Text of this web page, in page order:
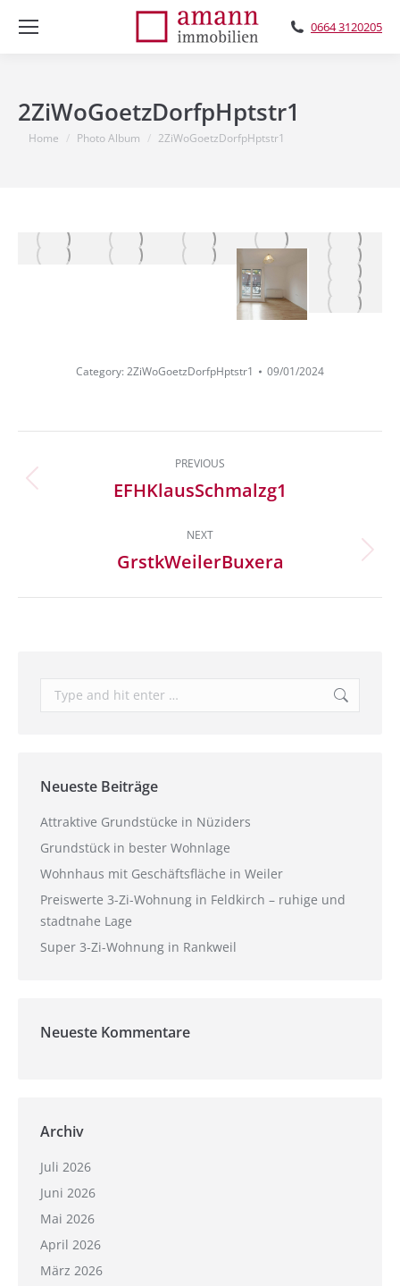
0664 3120205
2ZiWoGoetzDorfpHptstr1
You are here:
Home Photo Album 2ZiWoGoetzDorfpHptstr1
Category: 2ZiWoGoetzDorfpHptstr1 09/01/2024
navigation
PREVIOUS
Previous
EFHKlausSchmalzg1
NEXT
Next
GrstkWeilerBuxera
Search:
Neueste Beiträge
Attraktive Grundstücke in Nüziders
Grundstück in bester Wohnlage
Wohnhaus mit Geschäftsfläche in Weiler
Preiswerte 3-Zi-Wohnung in Feldkirch – ruhige und
stadtnahe Lage
Super 3-Zi-Wohnung in Rankweil
Neueste Kommentare
Archiv
Juli 2026
Juni 2026
Mai 2026
April 2026
März 2026